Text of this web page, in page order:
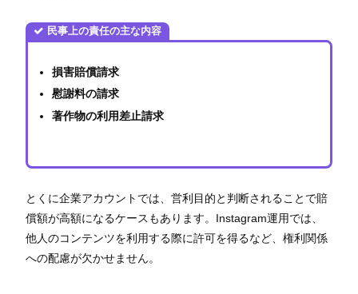
民事上の責任の主な内容
損害賠償請求
慰謝料の請求
著作物の利用差止請求
とくに企業アカウントでは、営利目的と判断されることで賠
償額が高額になるケースもあります。Instagram運用では、
他人のコンテンツを利用する際に許可を得るなど、権利関係
への配慮が欠かせません。